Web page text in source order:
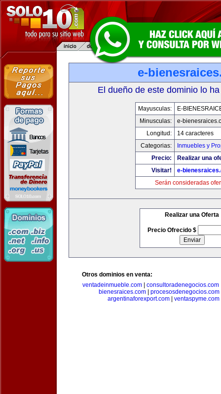
e-
El dueño de este dominio lo
Mayusculas:
E-
Minusculas:
e-
Longitud:
14 caracteres
Categorias:
Inmuebles y
Precio:
Realizar una
Visitar!
e-
Serán consideradas
Realizar una Oferta
Precio Ofrecido $
Otros dominios en venta:
ventadeinmueble.com| consultoradenegocios.com
bienesraices.com
procesosdenegocios.com
argentinaforexport.com| ventaspyme.com